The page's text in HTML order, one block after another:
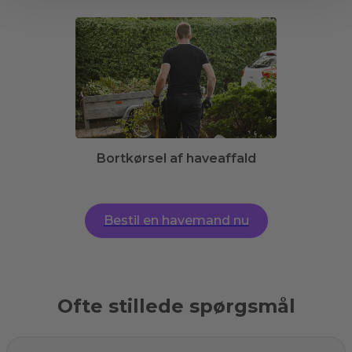
Bortkørsel af haveaffald
Bestil en havemand nu
Ofte stillede spørgsmål